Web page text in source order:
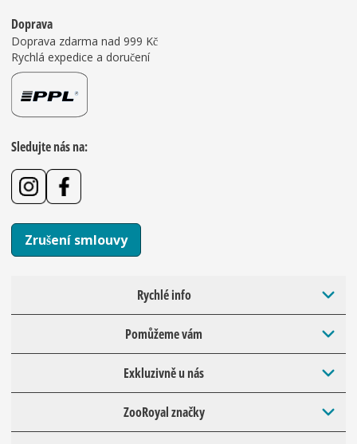
Doprava
Doprava zdarma nad 999 Kč
Rychlá expedice a doručení
Sledujte nás na:
Zrušení smlouvy
Rychlé info
Pomůžeme vám
Exkluzivně u nás
ZooRoyal značky